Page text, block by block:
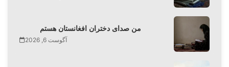
من صدای دختران افغانستان هستم
آگوست 6, 2026